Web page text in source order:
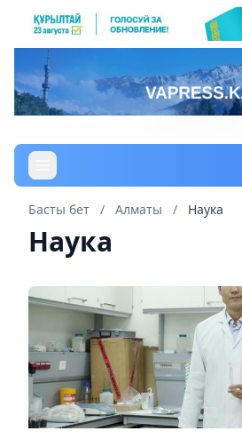
Басты бет / Алматы / Наука
Наука